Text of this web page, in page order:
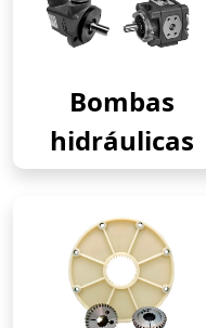
Bombas
hidráulicas